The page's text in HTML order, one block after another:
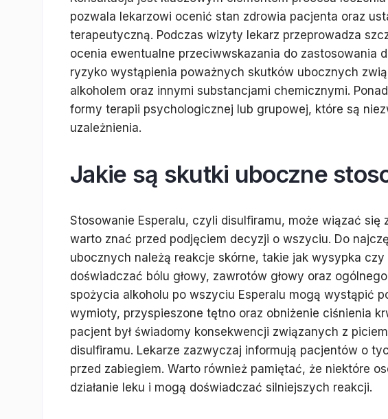
pozwala lekarzowi ocenić stan zdrowia pacjenta oraz
terapeutyczną. Podczas wizyty lekarz przeprowadza
ocenia ewentualne przeciwwskazania do zastosowania
ryzyko wystąpienia poważnych skutków ubocznych
alkoholem oraz innymi substancjami chemicznymi.
formy terapii psychologicznej lub grupowej, które są
uzależnienia.
Jakie są skutki uboczne
Stosowanie Esperalu, czyli disulfiramu, może wiązać
warto znać przed podjęciem decyzji o wszyciu. Do
ubocznych należą reakcje skórne, takie jak wysypka
doświadczać bólu głowy, zawrotów głowy oraz
spożycia alkoholu po wszyciu Esperalu mogą wystąpić
wymioty, przyspieszone tętno oraz obniżenie ciśnienia
pacjent był świadomy konsekwencji związanych z
disulfiramu. Lekarze zazwyczaj informują pacjentów o
przed zabiegiem. Warto również pamiętać, że niektóre
działanie leku i mogą doświadczać silniejszych reakcji.